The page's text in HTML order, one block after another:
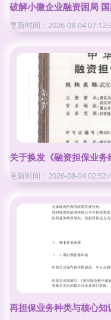
破解小微企业融资困局
更新时间：2026-08-04
关于换发《融资担保业
更新时间：2026-08-04
再担保业务种类与核心知